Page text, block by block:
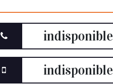
indisponible
indisponible